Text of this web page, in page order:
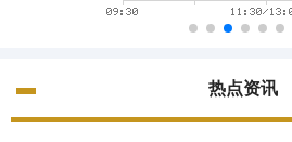
热点资讯